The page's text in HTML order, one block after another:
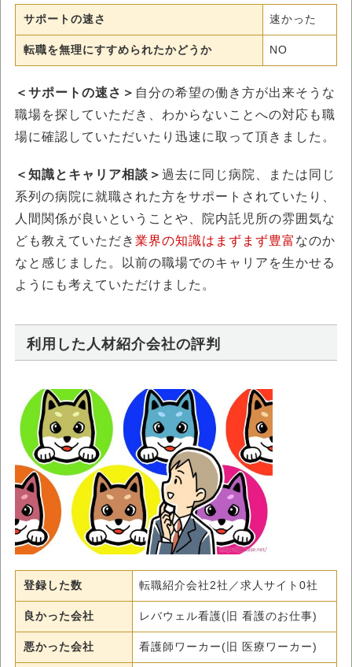
サポートの速さ 速かった
転職を無理にすすめられたかどうか NO
＜サポートの速さ＞ 自分の希望の働き方が出来そうな
職場を探していただき、わからないことへの対応も職
場に確認していただいたり迅速に取って頂きました。
＜知識とキャリア相談＞ 過去に同じ病院、または同じ
系列の病院に就職された方をサポートされていたり、
人間関係が良いということや、院内託児所の雰囲気な
ども教えていただき 業界の知識はまずまず豊富 なのか
なと感じました。以前の職場でのキャリアを生かせる
ようにも考えていただけました。
利用した人材紹介会社の評判
登録した数 転職紹介会社2社／求人サイト0社
良かった会社 レバウェル看護(旧 看護のお仕事)
悪かった会社 看護師ワーカー(旧 医療ワーカー)